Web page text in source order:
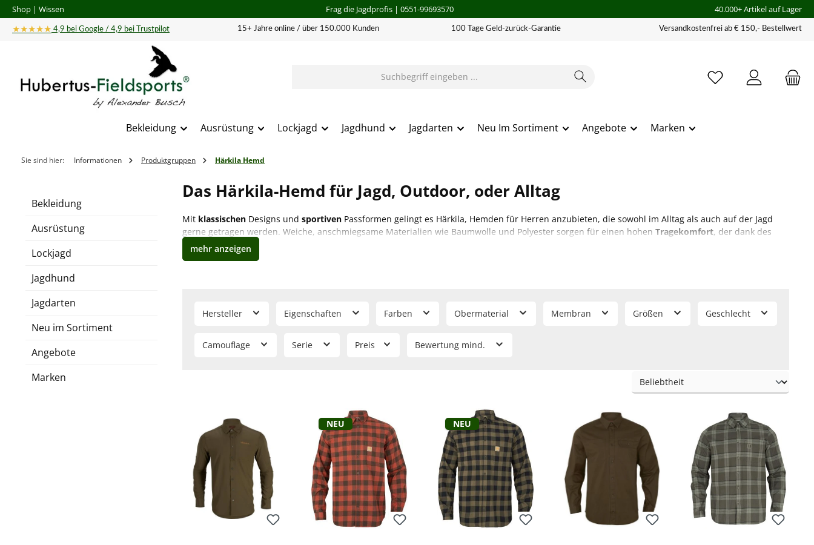
Hauptinhalt springen
Zur Suche springen
Zur Hauptnavigation springen
Shop | Wissen Frag die Jagdprofis| 0551-99693570 40.000+ Artikel auf Lager
★★★★★ 4,9 bei Google / 4,9 bei Trustpilot 15+ Jahre online / über 150.000 Kunden 100 Tage Geld-zurück-Garantie Versandkostenfrei ab € 150,- Bestellwert
Bekleidung Ausrüstung Lockjagd Jagdhund Jagdarten Neu Im Sortiment Angebote Marken
Sie sind hier: Informationen Produktgruppen Härkila Hemd
Bekleidung
Ausrüstung
Lockjagd
Jagdhund
Jagdarten
Neu im Sortiment
Angebote
Marken
Das Härkila-Hemd für Jagd, Outdoor, oder Alltag
Mit klassischenDesigns und sportivenPassformen gelingt es Härkila, Hemden für Herren anzubieten, die sowohl im Alltag als auch auf der Jagd
gerne getragen werden. Weiche, anschmiegsame Materialien wie Baumwolle und Polyester sorgen für einen hohen Tragekomfort, der dank des
meist körpernahen Schnitts auch bei hoher Aktivität gegeben ist. Wer besonders viel Bewegungsfreiheit bei der Jagd zu schätzen weiß, sollte sich
für ein atmungsaktives, elastisches Hemd entscheiden. Unifarben und Karomuster dominieren im Sortiment von Härkila - eine attraktive Vielfalt aus
Hersteller Eigenschaften Farben Obermaterial Membran Größen Geschlecht
Camouflage Serie Preis Bewertung mind.
Neu Neu